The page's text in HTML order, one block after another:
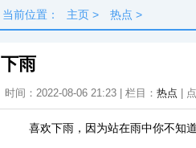
当前位置： 主页 > 热点 >
下雨
时间：2022-08-06 21:23 | 栏目： 热点 |
喜欢下雨，因为站在雨中你不知